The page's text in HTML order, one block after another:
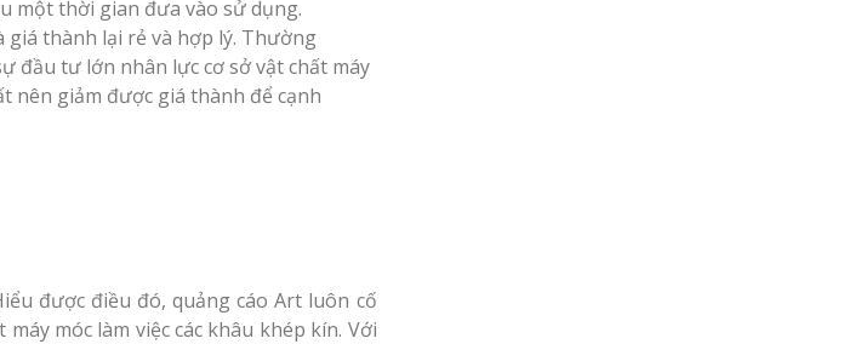
một thời gian đưa vào sử dụng.
giá thành lại rẻ và hợp lý. Thường
đầu tư lớn nhân lực cơ sở vật chất máy
nên giảm được giá thành để cạnh
được điều đó, quảng cáo Art luôn cố
móc làm việc các khâu khép kín. Với